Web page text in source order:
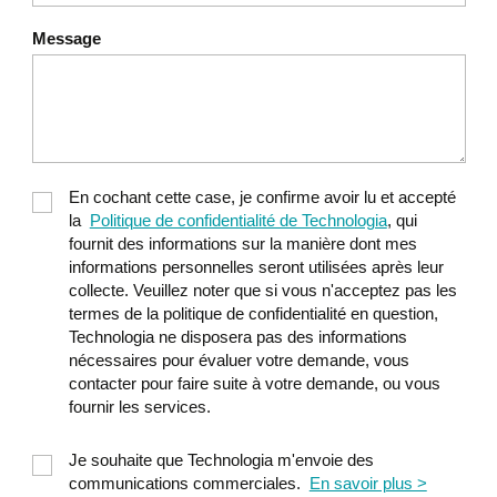
fournisseurs RH
Avec une grille de critères bien définie, il
solutions les plus pertinentes et dans la
préparation d’une présélection solide, basée
sur vos priorités réelles plutôt que sur
l’image projetée par les fournisseurs.
Vous verrez comment analyser les solutions
retenues, préparer des démonstrations
réellement utiles et poser les bonnes
questions pour obtenir l’information
serez également en mesure de comprendre
la dynamique de la relation avec les
Message
En cochant cette case, je confirme avoir lu et accepté
la
Politique de confidentialité de Technologia, qui
fournit des informations sur la manière dont mes
informations personnelles seront utilisées après leur
collecte. Veuillez noter que si vous n'acceptez pas les
termes de la politique de confidentialité en question,
Technologia ne disposera pas des informations
nécessaires pour évaluer votre demande, vous
contacter pour faire suite à votre demande, ou vous
fournir les services.
Je souhaite que Technologia m'envoie des
communications commerciales.
En savoir plus >